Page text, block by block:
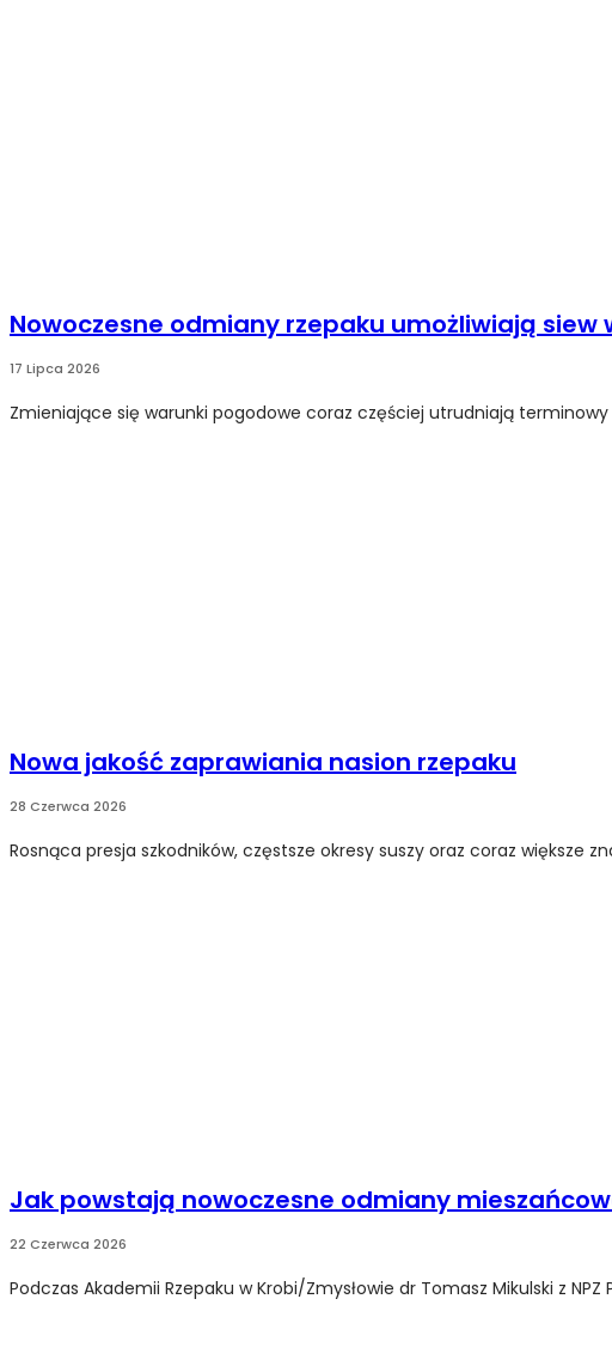
Nowoczesne odmiany rzepaku umożliwiają siew
17 Lipca 2026
Zmieniające się warunki pogodowe coraz częściej utrudniają
Nowa jakość zaprawiania nasion rzepaku
28 Czerwca 2026
Rosnąca presja szkodników, częstsze okresy suszy oraz coraz większe
Jak powstają nowoczesne odmiany
22 Czerwca 2026
Podczas Akademii Rzepaku w Krobi/Zmysłowie dr Tomasz Mikulski z